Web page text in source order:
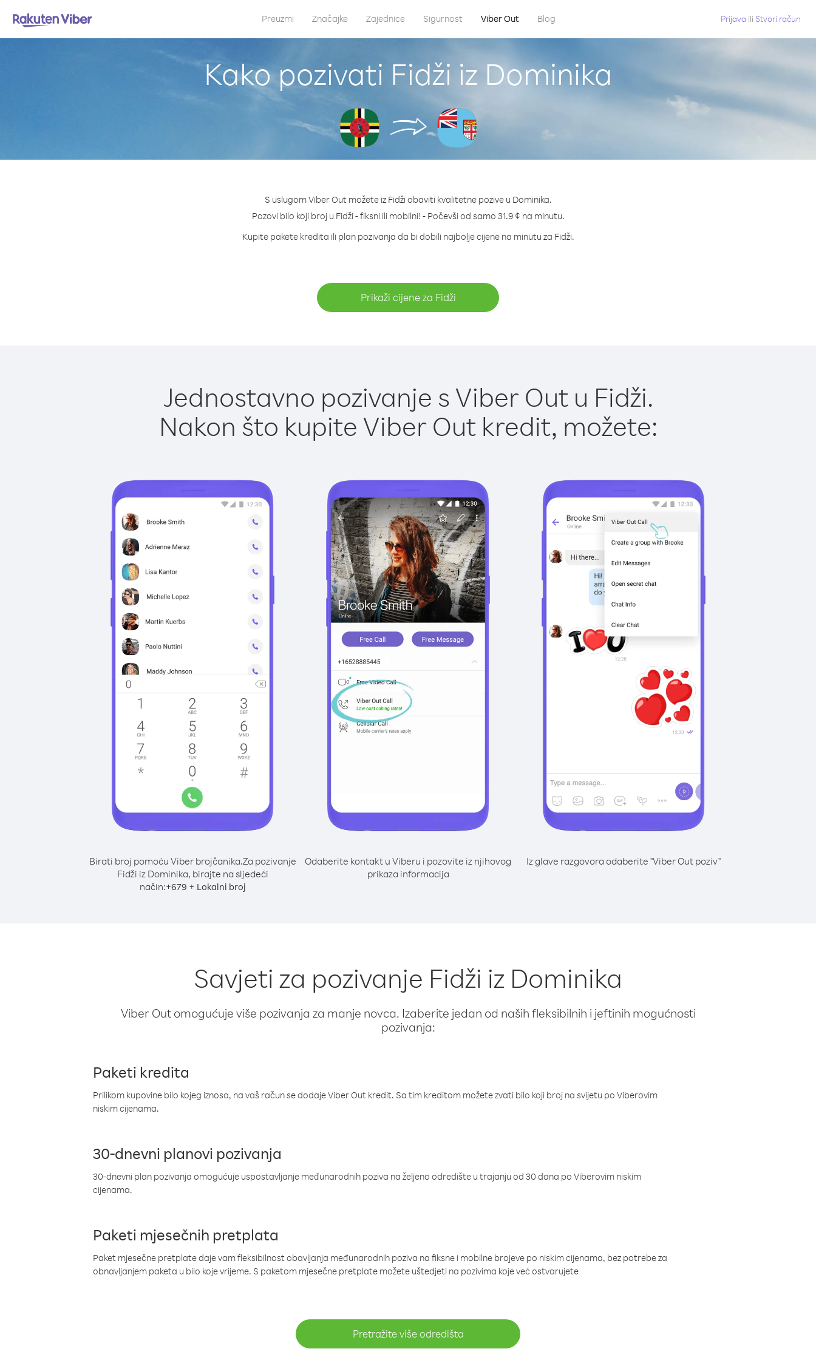
Preuzmi Značajke Zajednice Sigurnost Viber Out Blog Prijava ili Stvori račun
Kako pozivati Fidži iz Dominika
S uslugom Viber Out možete iz Fidži obaviti kvalitetne pozive u Dominika.
Pozovi bilo koji broj u Fidži - fiksni ili mobilni! - Počevši od samo 31.9 ¢ na minutu.
Kupite pakete kredita ili plan pozivanja da bi dobili najbolje cijene na minutu za Fidži.
Prikaži cijene za Fidži
Jednostavno pozivanje s Viber Out u Fidži.
Nakon što kupite Viber Out kredit, možete:
Birati broj pomoću Viber brojčanika.Za pozivanje
Fidži iz Dominika, birajte na sljedeći
način:+679 + Lokalni broj
Odaberite kontakt u Viberu i pozovite iz njihovog
prikaza informacija
Iz glave razgovora odaberite "Viber Out poziv"
Savjeti za pozivanje Fidži iz Dominika
Viber Out omogućuje više pozivanja za manje novca. Izaberite jedan od naših fleksibilnih i jeftinih mogućnosti
pozivanja:
Paketi kredita
Prilikom kupovine bilo kojeg iznosa, na vaš račun se dodaje Viber Out kredit. Sa tim kreditom možete zvati bilo koji broj na svijetu po Viberovim
niskim cijenama.
30-dnevni planovi pozivanja
30-dnevni plan pozivanja omogućuje uspostavljanje međunarodnih poziva na željeno odredište u trajanju od 30 dana po Viberovim niskim
cijenama.
Paketi mjesečnih pretplata
Paket mjesečne pretplate daje vam fleksibilnost obavljanja međunarodnih poziva na fiksne i mobilne brojeve po niskim cijenama, bez potrebe za
obnavljanjem paketa u bilo koje vrijeme. S paketom mjesečne pretplate možete uštedjeti na pozivima koje već ostvarujete
Pretražite više odredišta